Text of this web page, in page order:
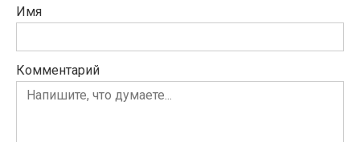
Имя
Комментарий